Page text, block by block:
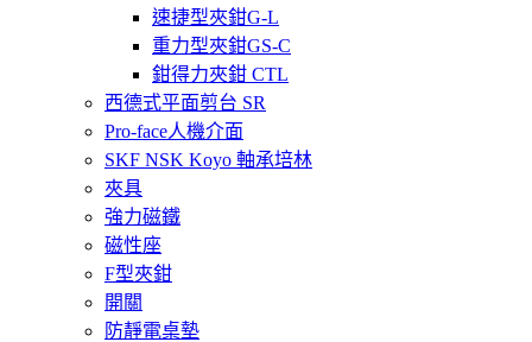
速捷型夾鉗G-L
重力型夾鉗GS-C
鉗得力夾鉗 CTL
西德式平面剪台 SR
Pro-face人機介面
SKF NSK Koyo 軸承培林
夾具
強力磁鐵
磁性座
F型夾鉗
開關
防靜電桌墊